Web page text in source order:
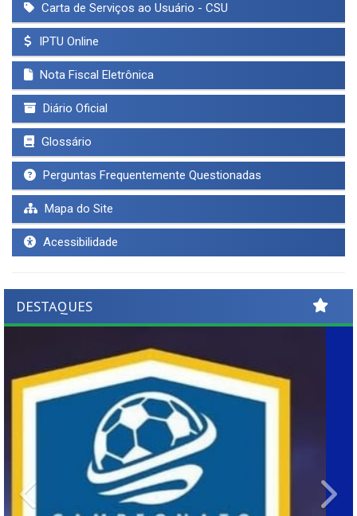
Carta de Serviços ao Usuário - CSU
IPTU Online
Nota Fiscal Eletrônica
Diário Oficial
Glossário
Perguntas Frequentemente Questionadas
Mapa do Site
Acessibilidade
DESTAQUES
Previous